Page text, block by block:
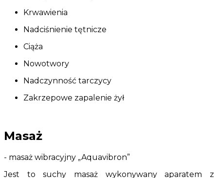
Krwawienia
Nadciśnienie tętnicze
Ciąża
Nowotwory
Nadczynność tarczycy
Zakrzepowe zapalenie żył
Masaż
- masaż wibracyjny „Aquavibron”
Jest to suchy masaż wykonywany aparatem z